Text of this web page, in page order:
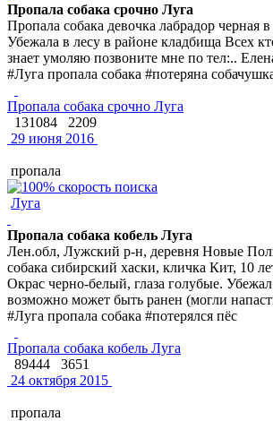
Пропала собака срочно Луга
Пропала собака девочка лабрадор черная
Убежала в лесу в районе кладбища Всех
знает умоляю позвоните мне по тел:..
#Луга пропала собака #потеряна
Пропала собака срочно Луга
131084
2209
29 июня 2016
пропала
Луга
Пропала собака кобель Луга
Лен.обл, Лужский р-н, деревня Новые
собака сибирский хаски, кличка Кит, 10
Окрас черно-белый, глаза голубые.
возможно может быть ранен (могли
#Луга пропала собака #потерялся пёс
Пропала собака кобель Луга
89444
3651
24 октября 2015
пропала